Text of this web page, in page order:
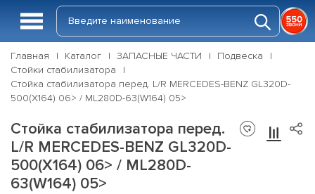
Главная Каталог ЗАПАСНЫЕ ЧАСТИ
Подвеска
Стойки стабилизатора
Стойка стабилизатора перед. L/R MERCEDES-BENZ GL320D-
500(X164) 06> / ML280D-63(W164) 05>
Стойка стабилизатора перед.
L/R MERCEDES-BENZ GL320D-
500(X164) 06> / ML280D-
63(W164) 05>